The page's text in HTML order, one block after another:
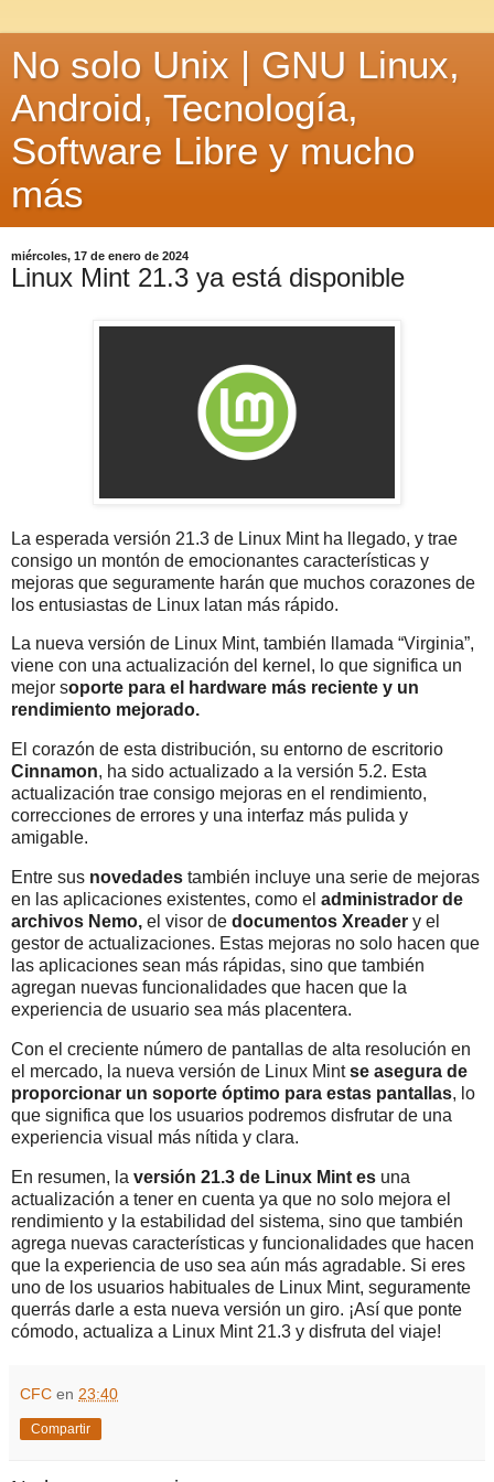
No solo Unix | GNU Linux,
Android, Tecnología,
Software Libre y mucho
más
miércoles, 17 de enero de 2024
Linux Mint 21.3 ya está disponible
La esperada versión 21.3 de Linux Mint ha llegado, y trae
consigo un montón de emocionantes características y
mejoras que seguramente harán que muchos corazones de
los entusiastas de Linux latan más rápido.
La nueva versión de Linux Mint, también llamada “Virginia”,
viene con una actualización del kernel, lo que significa un
mejor soporte para el hardware más reciente y un
rendimiento mejorado.
El corazón de esta distribución, su entorno de escritorio
Cinnamon, ha sido actualizado a la versión 5.2. Esta
actualización trae consigo mejoras en el rendimiento,
correcciones de errores y una interfaz más pulida y
amigable.
Entre sus novedades también incluye una serie de mejoras
en las aplicaciones existentes, como el administrador de
archivos Nemo, el visor de documentos Xreader y el
gestor de actualizaciones. Estas mejoras no solo hacen que
las aplicaciones sean más rápidas, sino que también
agregan nuevas funcionalidades que hacen que la
experiencia de usuario sea más placentera.
Con el creciente número de pantallas de alta resolución en
el mercado, la nueva versión de Linux Mintse asegura de
proporcionar un soporte óptimo para estas pantallas, lo
que significa que los usuarios podremos disfrutar de una
experiencia visual más nítida y clara.
En resumen, la versión 21.3 de Linux Mint es una
actualización a tener en cuenta ya que no solo mejora el
rendimiento y la estabilidad del sistema, sino que también
agrega nuevas características y funcionalidades que hacen
que la experiencia de uso sea aún más agradable. Si eres
uno de los usuarios habituales de Linux Mint, seguramente
querrás darle a esta nueva versión un giro. ¡Así que ponte
cómodo, actualiza a Linux Mint 21.3 y disfruta del viaje!
CFC en 23:40
Compartir